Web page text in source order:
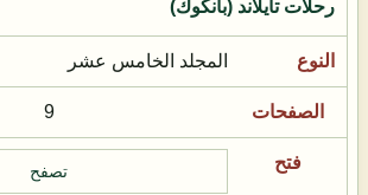
رحلات تايلاند (بانكوك)
المجلد الخامس عشر
9
تصفح